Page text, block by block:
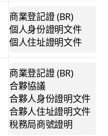
商業登記證(BR)
個人身份證明文件
個人住址證明文件
商業登記證(BR)
合夥協議
合夥人身份證明文件
合夥人住址證明文件
稅務局商號證明